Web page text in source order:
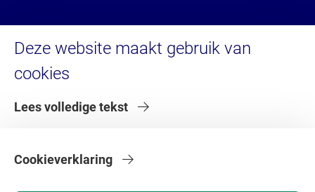
Deze website maakt gebruik van
cookies
Lees volledige tekst
Cookieverklaring
Service
Brandportal/Huisstijl (inlog)
Servicedesk IT
Serviceportaal VU (voor externen)